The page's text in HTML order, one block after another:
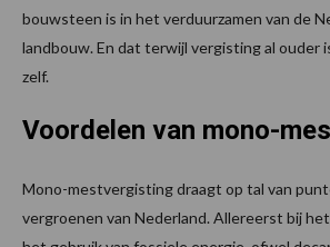
bouwsteen is in het verduurzamen van de
landbouw. En dat terwijl vergisting al ouder
zelf.
Voordelen van mono-
Mono-mestvergisting draagt op tal van
vergroenen van Nederland. Allereerst bij